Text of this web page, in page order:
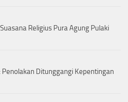
Religius Pura Agung Pulaki
Penolakan Ditunggangi Kepentingan